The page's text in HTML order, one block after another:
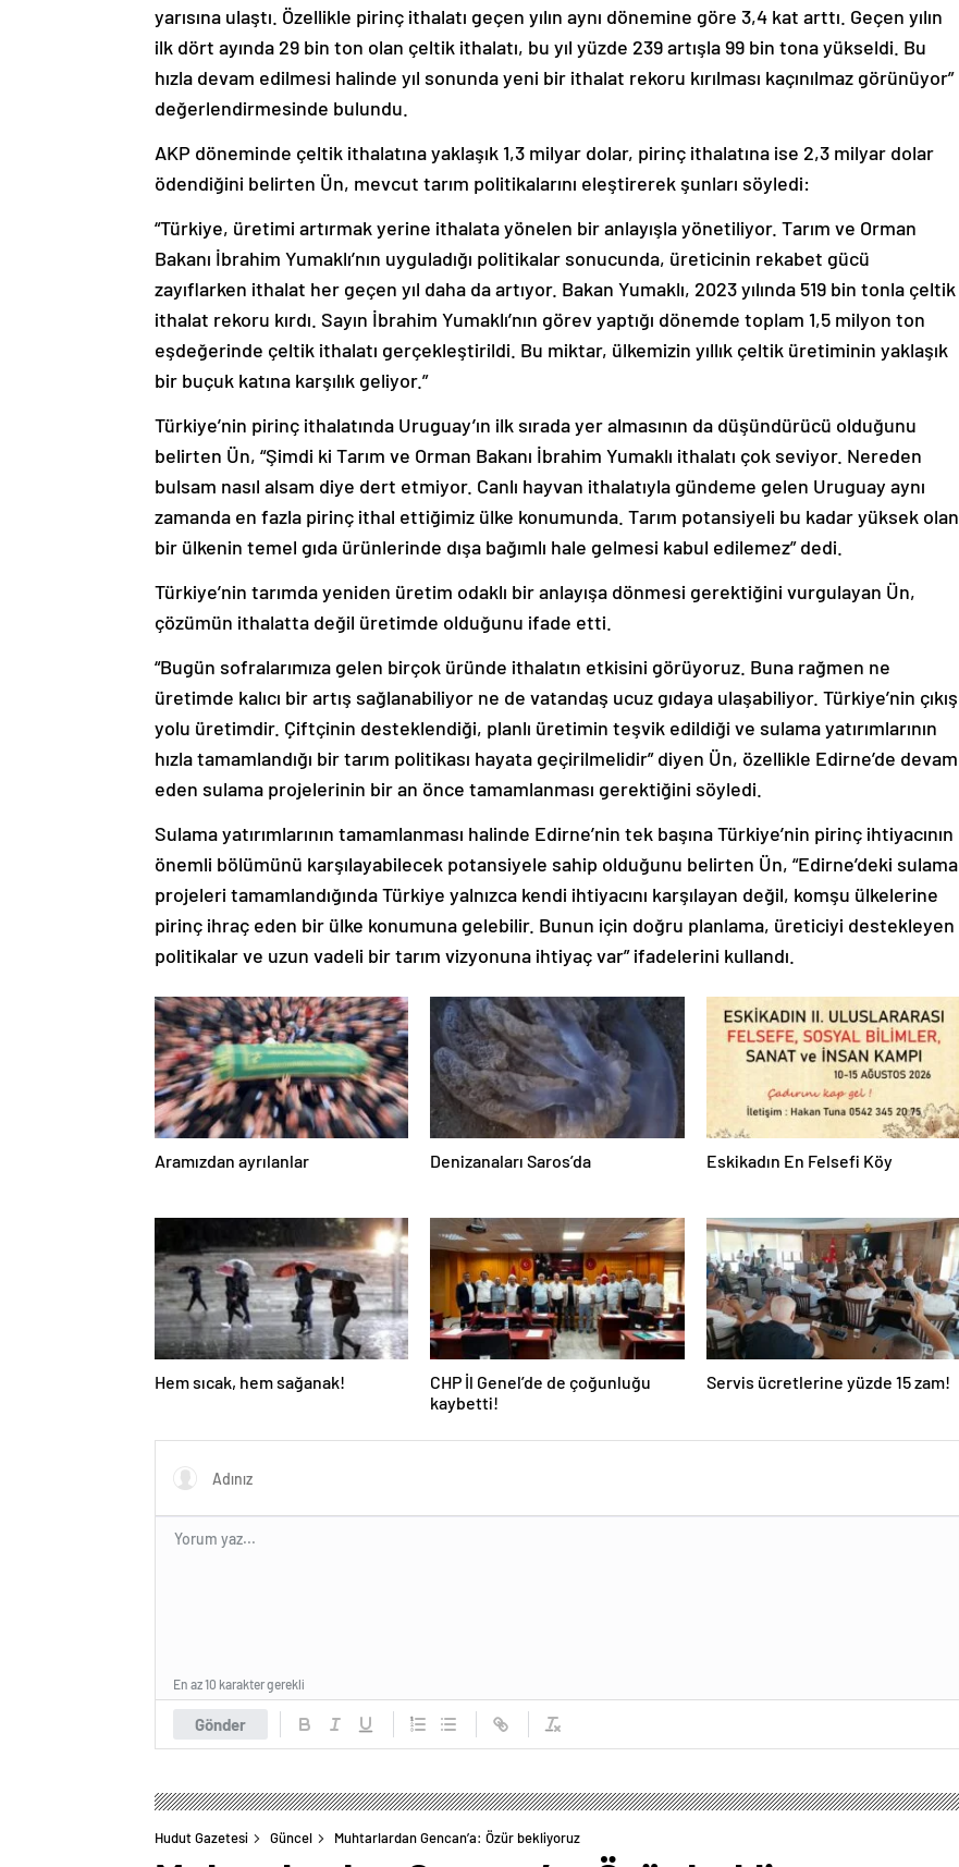
yarısına ulaştı. Özellikle pirinç ithalatı geçen yılın aynı dönemine göre 3,4 kat arttı. Geçen yılın
ilk dört ayında 29 bin ton olan çeltik ithalatı, bu yıl yüzde 239 artışla 99 bin tona yükseldi. Bu
hızla devam edilmesi halinde yıl sonunda yeni bir ithalat rekoru kırılması kaçınılmaz görünüyor”
değerlendirmesinde bulundu.
AKP döneminde çeltik ithalatına yaklaşık 1,3 milyar dolar, pirinç ithalatına ise 2,3 milyar dolar
ödendiğini belirten Ün, mevcut tarım politikalarını eleştirerek şunları söyledi:
“Türkiye, üretimi artırmak yerine ithalata yönelen bir anlayışla yönetiliyor. Tarım ve Orman
Bakanı İbrahim Yumaklı’nın uyguladığı politikalar sonucunda, üreticinin rekabet gücü
zayıflarken ithalat her geçen yıl daha da artıyor. Bakan Yumaklı, 2023 yılında 519 bin tonla çeltik
ithalat rekoru kırdı. Sayın İbrahim Yumaklı’nın görev yaptığı dönemde toplam 1,5 milyon ton
eşdeğerinde çeltik ithalatı gerçekleştirildi. Bu miktar, ülkemizin yıllık çeltik üretiminin yaklaşık
bir buçuk katına karşılık geliyor.”
Türkiye’nin pirinç ithalatında Uruguay’ın ilk sırada yer almasının da düşündürücü olduğunu
belirten Ün, “Şimdi ki Tarım ve Orman Bakanı İbrahim Yumaklı ithalatı çok seviyor. Nereden
bulsam nasıl alsam diye dert etmiyor. Canlı hayvan ithalatıyla gündeme gelen Uruguay aynı
zamanda en fazla pirinç ithal ettiğimiz ülke konumunda. Tarım potansiyeli bu kadar yüksek olan
bir ülkenin temel gıda ürünlerinde dışa bağımlı hale gelmesi kabul edilemez” dedi.
Türkiye’nin tarımda yeniden üretim odaklı bir anlayışa dönmesi gerektiğini vurgulayan Ün,
çözümün ithalatta değil üretimde olduğunu ifade etti.
“Bugün sofralarımıza gelen birçok üründe ithalatın etkisini görüyoruz. Buna rağmen ne
üretimde kalıcı bir artış sağlanabiliyor ne de vatandaş ucuz gıdaya ulaşabiliyor. Türkiye’nin çıkış
yolu üretimdir. Çiftçinin desteklendiği, planlı üretimin teşvik edildiği ve sulama yatırımlarının
hızla tamamlandığı bir tarım politikası hayata geçirilmelidir” diyen Ün, özellikle Edirne’de devam
eden sulama projelerinin bir an önce tamamlanması gerektiğini söyledi.
Sulama yatırımlarının tamamlanması halinde Edirne’nin tek başına Türkiye’nin pirinç ihtiyacının
önemli bölümünü karşılayabilecek potansiyele sahip olduğunu belirten Ün, “Edirne’deki sulama
projeleri tamamlandığında Türkiye yalnızca kendi ihtiyacını karşılayan değil, komşu ülkelerine
pirinç ihraç eden bir ülke konumuna gelebilir. Bunun için doğru planlama, üreticiyi destekleyen
politikalar ve uzun vadeli bir tarım vizyonuna ihtiyaç var” ifadelerini kullandı.
Aramızdan ayrılanlar Denizanaları Saros’da Eskikadın En Felsefi Köy
Hem sıcak, hem sağanak!
CHP İl Genel’de de çoğunluğu
kaybetti!
Servis ücretlerine yüzde 15 zam!
Gönder
En az 10 karakter gerekli
Hudut Gazetesi Güncel Muhtarlardan Gencan’a: Özür bekliyoruz